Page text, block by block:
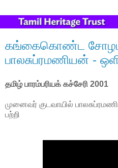
கங்கைகொண்ட
பாலசுப்ரமணியன் -
தமிழ் பாரம்பரியக் கச்சேரி 2001
முனைவர் குடவாயில்
பற்றி